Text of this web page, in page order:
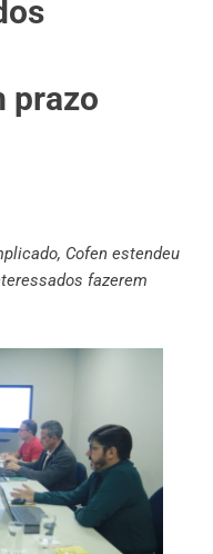
prazo
Cofen estendeu
fazerem